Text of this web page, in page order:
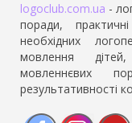
logoclub.com.ua -
поради,
необхідних
мовлення
мовленнєвих
результативності